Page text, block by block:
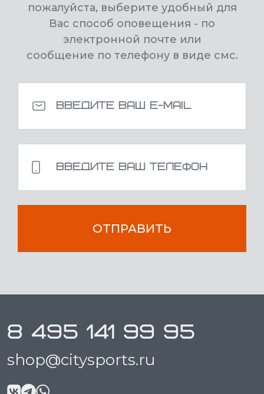
пожалуйста, выберите удобный для
Вас способ оповещения - по
электронной почте или
сообщение по телефону в виде смс.
ОТПРАВИТЬ
8 495 141 99 95
shop@citysports.ru